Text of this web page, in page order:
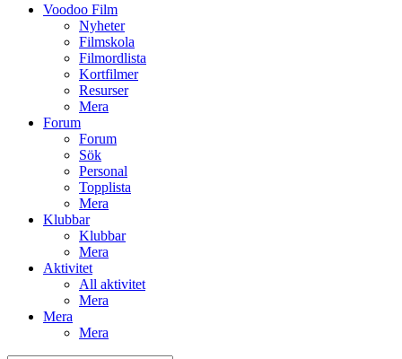
Voodoo Film
Nyheter
Filmskola
Filmordlista
Kortfilmer
Resurser
Mera
Forum
Forum
Sök
Personal
Topplista
Mera
Klubbar
Klubbar
Mera
Aktivitet
All aktivitet
Mera
Mera
Mera